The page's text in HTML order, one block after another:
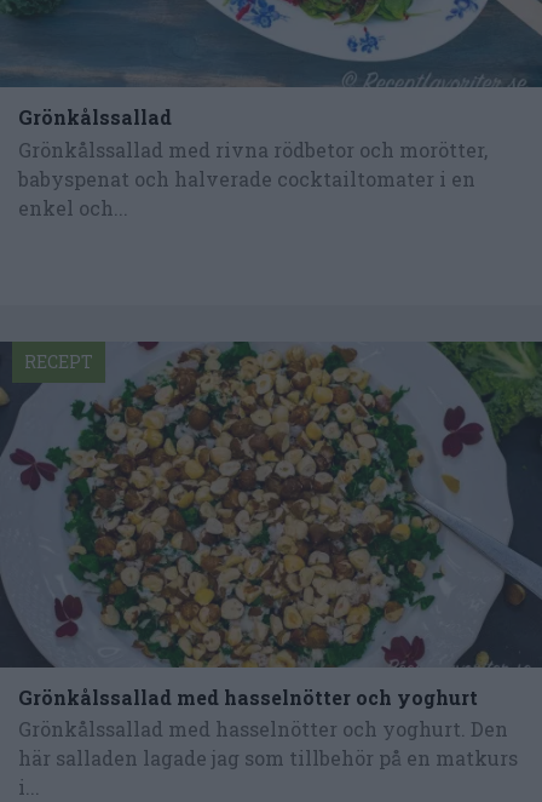
Grönkålssallad
Grönkålssallad med rivna rödbetor och morötter,
babyspenat och halverade cocktailtomater i en
enkel och...
Grönkålssallad med hasselnötter och yoghurt
Grönkålssallad med hasselnötter och yoghurt. Den
här salladen lagade jag som tillbehör på en matkurs
i...
RECEPT